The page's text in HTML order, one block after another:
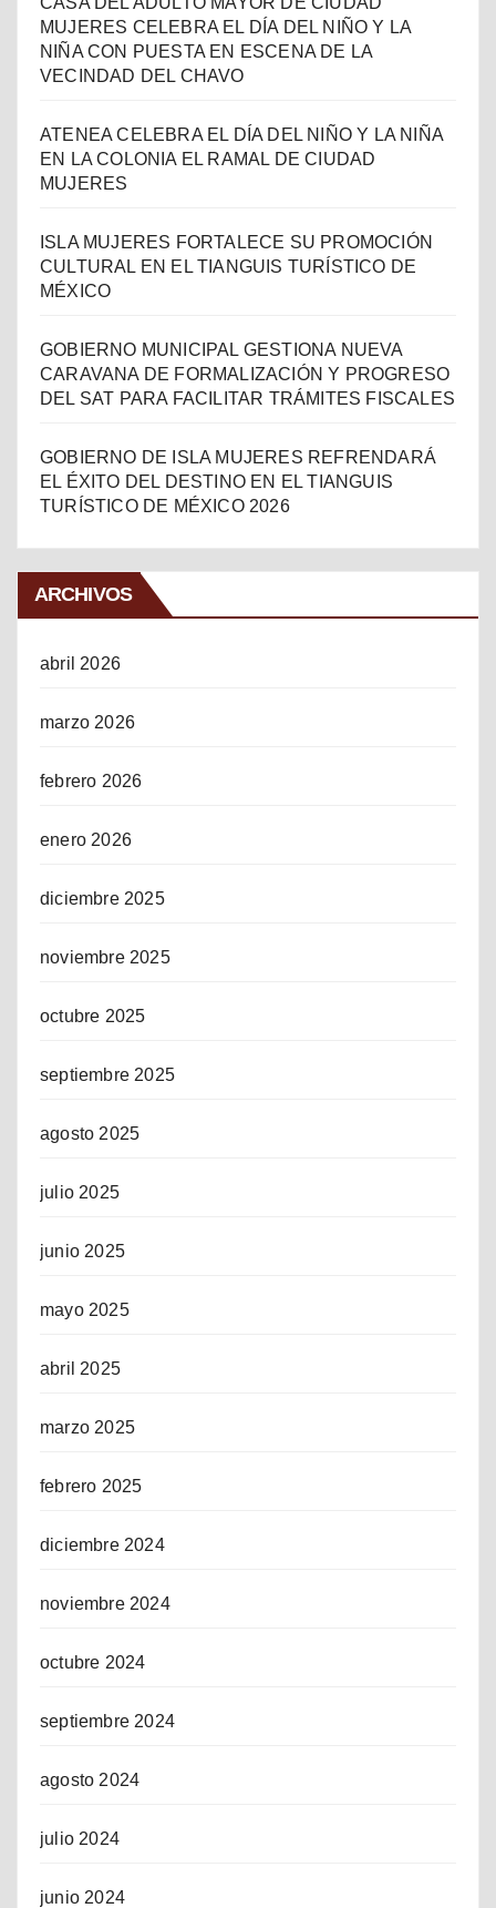
MUJERES CELEBRA EL DÍA DEL NIÑO Y LA
NIÑA CON PUESTA EN ESCENA DE LA
VECINDAD DEL CHAVO
ATENEA CELEBRA EL DÍA DEL NIÑO Y LA NIÑA
EN LA COLONIA EL RAMAL DE CIUDAD
MUJERES
ISLA MUJERES FORTALECE SU PROMOCIÓN
CULTURAL EN EL TIANGUIS TURÍSTICO DE
MÉXICO
GOBIERNO MUNICIPAL GESTIONA NUEVA
CARAVANA DE FORMALIZACIÓN Y PROGRESO
DEL SAT PARA FACILITAR TRÁMITES FISCALES
GOBIERNO DE ISLA MUJERES REFRENDARÁ
EL ÉXITO DEL DESTINO EN EL TIANGUIS
TURÍSTICO DE MÉXICO 2026
ARCHIVOS
abril 2026
marzo 2026
febrero 2026
enero 2026
diciembre 2025
noviembre 2025
octubre 2025
septiembre 2025
agosto 2025
julio 2025
junio 2025
mayo 2025
abril 2025
marzo 2025
febrero 2025
diciembre 2024
noviembre 2024
octubre 2024
septiembre 2024
agosto 2024
julio 2024
junio 2024